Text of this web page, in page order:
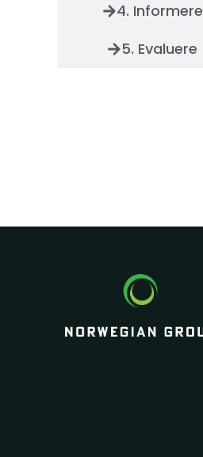
4. Informere
5. Evaluere